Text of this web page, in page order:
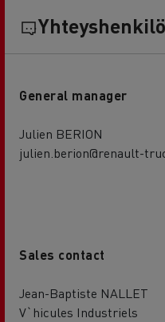
General manager
Julien BERION
julien.berion@renault-
Sales contact
Jean-Baptiste NALLET
V`hicules Industriels